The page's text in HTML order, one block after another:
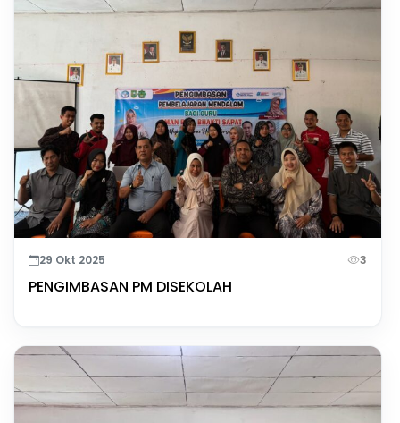
29 Okt 2025 3
PENGIMBASAN PM DISEKOLAH